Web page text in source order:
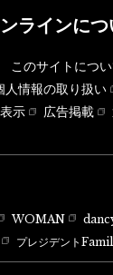
ラインにつ
このサイトにつ
人情報の取り扱い
示
広告掲載
WOMAN
プレジデント